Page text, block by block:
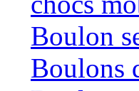
Boulon
Boulons